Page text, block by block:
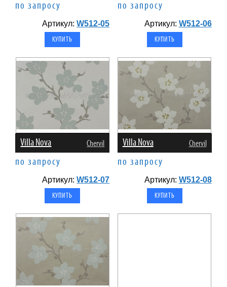
по запросу
Артикул:W512-05
по запросу
Артикул: W512-06
Villa Nova Chervil
по запросу
Артикул:W512-07
Villa Nova Chervil
по запросу
Артикул: W512-08